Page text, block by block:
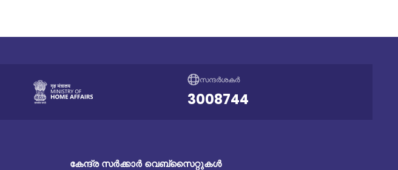
സന്ദർശകർ
3008744
കേന്ദ്ര സർക്കാർ വെബ്സൈറ്റുകൾ